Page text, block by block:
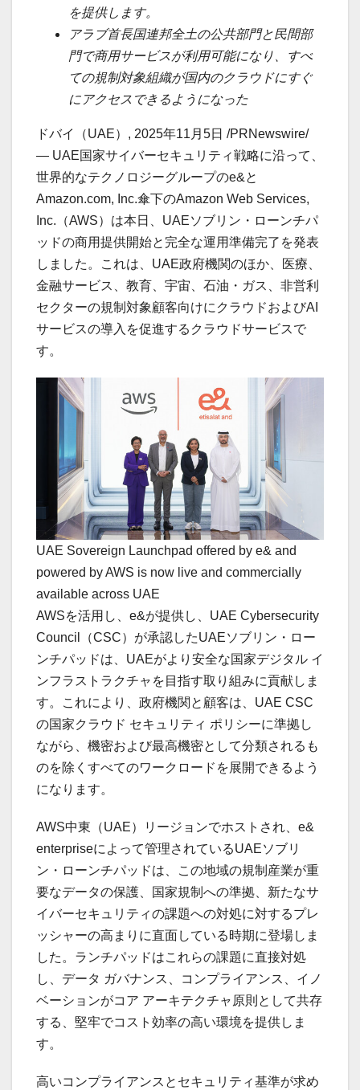
を提供します。
アラブ首長国連邦全土の公共部門と民間部
門で商用サービスが利用可能になり、すべ
ての規制対象組織が国内のクラウドにすぐ
にアクセスできるようになった
ドバイ（UAE） , 2025年11月5日 /PRNewswire/
— UAE国家サイバーセキュリティ戦略に沿って、
世界的なテクノロジーグループのe&と
Amazon.com, Inc.傘下のAmazon Web Services,
Inc.（AWS）は本日、UAEソブリン・ローンチパ
ッドの商用提供開始と完全な運用準備完了を発表
しました。これは、UAE政府機関のほか、医療、
金融サービス、教育、宇宙、石油・ガス、非営利
セクターの規制対象顧客向けにクラウドおよびAI
サービスの導入を促進するクラウドサービスで
す。
UAE Sovereign Launchpad offered by e& and
powered by AWS is now live and commercially
available across UAE
AWSを活用し、e&が提供し、UAE Cybersecurity
Council（CSC）が承認したUAEソブリン・ロー
ンチパッドは、UAEがより安全な国家デジタル イ
ンフラストラクチャを目指す取り組みに貢献しま
す。これにより、政府機関と顧客は、UAE CSC
の国家クラウド セキュリティ ポリシーに準拠し
ながら、機密および最高機密として分類されるも
のを除くすべてのワークロードを展開できるよう
になります。
AWS中東（UAE）リージョンでホストされ、e&
enterpriseによって管理されているUAEソブリ
ン・ローンチパッドは、この地域の規制産業が重
要なデータの保護、国家規制への準拠、新たなサ
イバーセキュリティの課題への対処に対するプレ
ッシャーの高まりに直面している時期に登場しま
した。ランチパッドはこれらの課題に直接対処
し、データ ガバナンス、コンプライアンス、イノ
ベーションがコア アーキテクチャ原則として共存
する、堅牢でコスト効率の高い環境を提供しま
す。
高いコンプライアンスとセキュリティ基準が求め